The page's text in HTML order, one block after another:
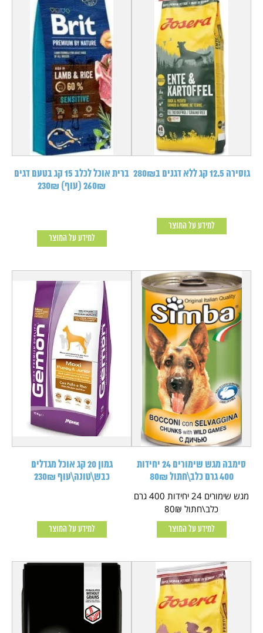
גוסירה 12.5 קג ללא דגנים ב280₪
למידע על המוצר
ברית אוכל לכלב 15 קג בטעם דגים
260₪ (עוף) 230₪
למידע על המוצר
סימבה מגש שימורים 24 יחידות
400 גרם כלב\חתול 80₪
מגש שימורים 24 יחידות 400 גרם
כלב\חתול 80₪
למידע על המוצר
גמון 20 קג אוכל מגדלים
כבש\טונה\עוף 230₪
למידע על המוצר